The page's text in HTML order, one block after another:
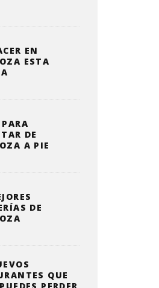
EN
ESTA
DE
A PIE
DE
QUE
PERDER